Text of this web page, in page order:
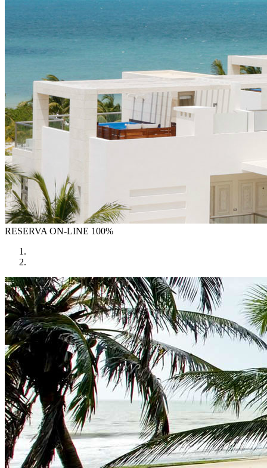
RESERVA ON-LINE 100%